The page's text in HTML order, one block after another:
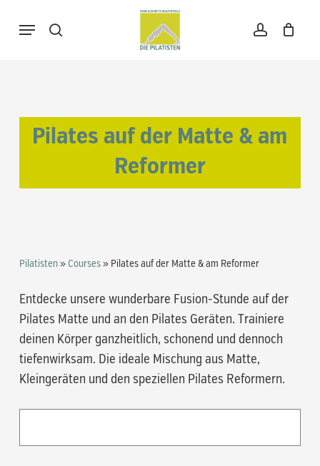
search account
Menu
Warenkorb
Close
Pilates auf der Matte & am
Reformer
Pilatisten» Courses» Pilates auf der Matte & am Reformer
Entdecke unsere wunderbare Fusion-Stunde auf der
Pilates Matte und an den Pilates Geräten. Trainiere
deinen Körper ganzheitlich, schonend und dennoch
tiefenwirksam. Die ideale Mischung aus Matte,
Kleingeräten und den speziellen Pilates Reformern.